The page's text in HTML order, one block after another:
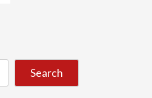
Search